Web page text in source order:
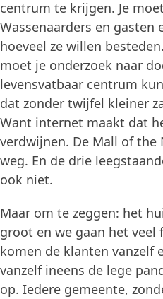
centrum te krijgen. Je
Wassenaarders en gasten
hoeveel ze willen
moet je onderzoek naar
levensvatbaar centrum
dat zonder twijfel kleiner
Want internet maakt dat
verdwijnen. De Mall of
weg. En de drie
ook niet.
Maar om te zeggen: het
groot en we gaan het veel
komen de klanten vanzelf
vanzelf ineens de lege
op. Iedere gemeente,